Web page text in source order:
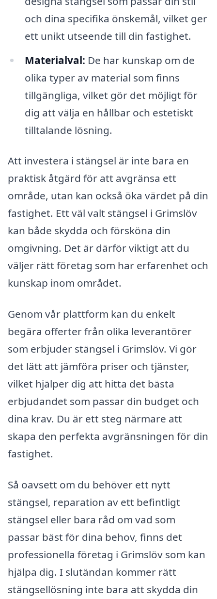
och dina specifika önskemål, vilket ger
ett unikt utseende till din fastighet.
Materialval: De har kunskap om de
olika typer av material som finns
tillgängliga, vilket gör det möjligt för
dig att välja en hållbar och estetiskt
tilltalande lösning.
Att investera i stängsel är inte bara en
praktisk åtgärd för att avgränsa ett
område, utan kan också öka värdet på din
fastighet. Ett väl valt stängsel i Grimslöv
kan både skydda och försköna din
omgivning. Det är därför viktigt att du
väljer rätt företag som har erfarenhet och
kunskap inom området.
Genom vår plattform kan du enkelt
begära offerter från olika leverantörer
som erbjuder stängsel i Grimslöv. Vi gör
det lätt att jämföra priser och tjänster,
vilket hjälper dig att hitta det bästa
erbjudandet som passar din budget och
dina krav. Du är ett steg närmare att
skapa den perfekta avgränsningen för din
fastighet.
Så oavsett om du behöver ett nytt
stängsel, reparation av ett befintligt
stängsel eller bara råd om vad som
passar bäst för dina behov, finns det
professionella företag i Grimslöv som kan
hjälpa dig. I slutändan kommer rätt
stängsellösning inte bara att skydda din